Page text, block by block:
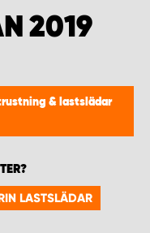
2019
& lastslädar
LASTSLÄDAR